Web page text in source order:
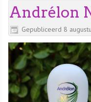
Andrélon
Gepubliceerd 8